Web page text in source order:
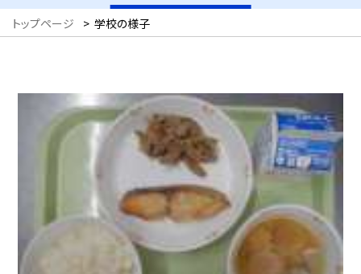
トップページ > 学校の様子